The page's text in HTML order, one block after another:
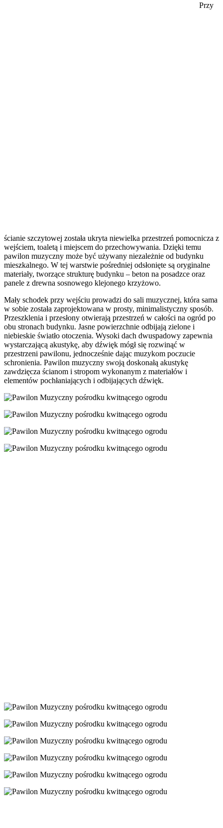
Przy
ścianie szczytowej została ukryta niewielka przestrzeń pomocnicza z
wejściem, toaletą i miejscem do przechowywania. Dzięki temu
pawilon muzyczny może być używany niezależnie od budynku
mieszkalnego. W tej warstwie pośredniej odsłonięte są oryginalne
materiały, tworzące strukturę budynku – beton na posadzce oraz
panele z drewna sosnowego klejonego krzyżowo.
Mały schodek przy wejściu prowadzi do sali muzycznej, która sama
w sobie została zaprojektowana w prosty, minimalistyczny sposób.
Przeszklenia i przesłony otwierają przestrzeń w całości na ogród po
obu stronach budynku. Jasne powierzchnie odbijają zielone i
niebieskie światło otoczenia. Wysoki dach dwuspadowy zapewnia
wystarczającą akustykę, aby dźwięk mógł się rozwinąć w
przestrzeni pawilonu, jednocześnie dając muzykom poczucie
schronienia. Pawilon muzyczny swoją doskonałą akustykę
zawdzięcza ścianom i stropom wykonanym z materiałów i
elementów pochłaniających i odbijających dźwięk.